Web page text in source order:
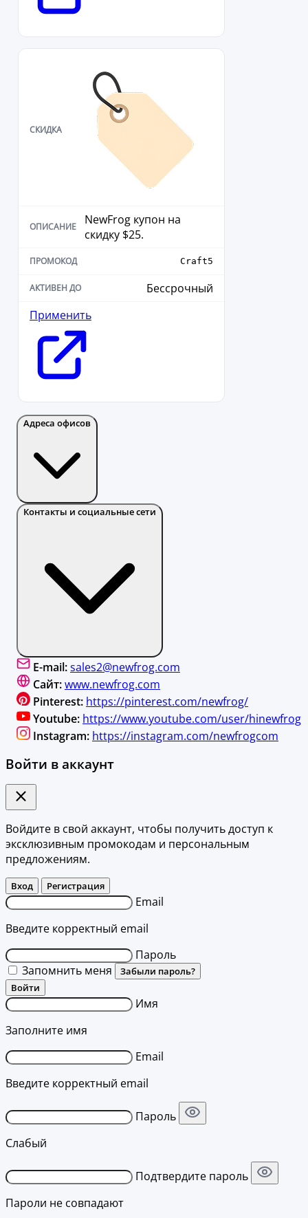
NewFrog купон на
скидку $25.
Craft5
Бессрочный
Применить
Адреса офисов
Контакты и социальные сети
E-mail:sales2@newfrog.com
Сайт:www.newfrog.com
Pinterest: https://pinterest.com/newfrog/
Youtube: https://www.youtube.com/user/hinewfrog
Instagram: https://instagram.com/newfrogcom
Войти в аккаунт
Войдите в свой аккаунт, чтобы получить доступ к
эксклюзивным промокодам и персональным
предложениям.
Вход Регистрация
Email
Введите корректный email
Пароль
Запомнить меня
Забыли пароль?
Войти
Имя
Заполните имя
Email
Введите корректный email
Пароль
Слабый
Подтвердите пароль
Пароли не совпадают